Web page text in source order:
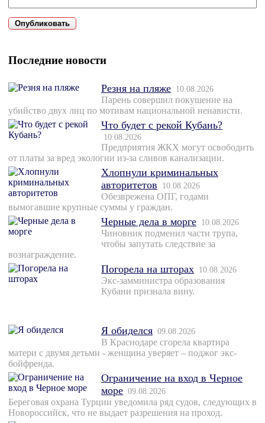
Последние новости
Резня на пляже 10.08.2026
Парень совершил покушение на
убийство двух лиц по мотивам национальной ненависти.
Что будет с рекой Кубань?
10.08.2026
Предприятия ЖКХ могут освободить
от платы за вред экологии из-за сливов канализации.
Хлопнули криминальных
авторитетов
10.08.2026
Обезврежена ОПГ, годами
вымогавшие крупные суммы у граждан.
Черные дела в морге 10.08.2026
Чиновник подменил части трупа,
чтобы запутать следствие за
вознаграждение.
Погорела на шторах 10.08.2026
Экс-замминистра образования
Кубани признала вину.
Я обиделся 09.08.2026
В Краснодаре сгорела квартира
матери с двумя детьми - женщина уверяет – поджог экс-
бойфренда.
Ограничение на вход в Черное
море 09.08.2026
Береговая охрана Турции уведомила ряд судов, следующих в
Новороссийск, что не выдает разрешения на проход.